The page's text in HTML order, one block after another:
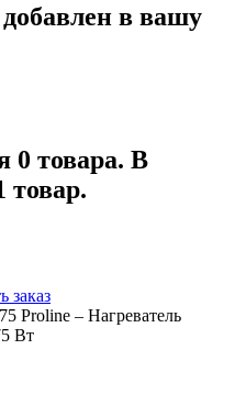
в вашу
0 товара. В
товар.
заказ
Proline – Нагреватель
Вт